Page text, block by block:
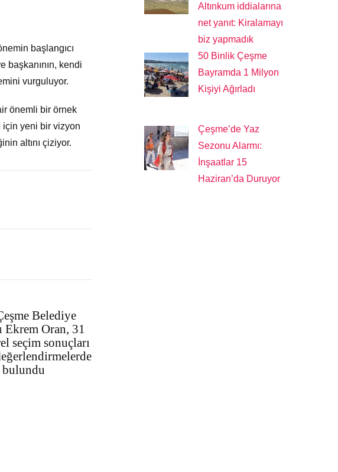
başlangıcı
başkanının, kendi
vurguluyor.
önemli bir örnek
için yeni bir vizyon
altını çiziyor.
Belediye
Ekrem Oran, 31
seçim sonuçları
bulundu
Altınkum iddialarına
net yanıt: Kiralamayı
biz yapmadık
50 Binlik Çeşme
Bayramda 1 Milyon
Kişiyi Ağırladı
Çeşme’de Yaz
Sezonu Alarmı:
İnşaatlar 15
Haziran’da Duruyor